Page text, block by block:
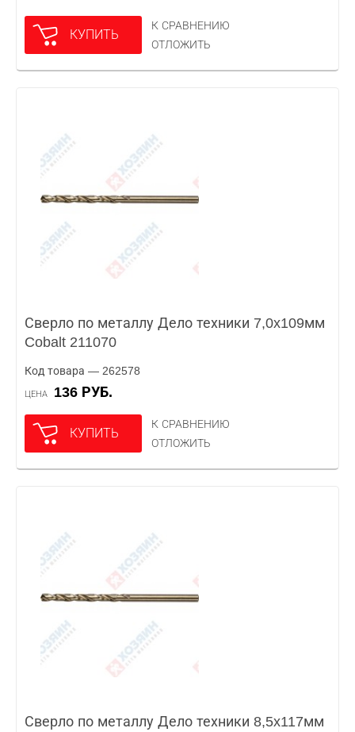
КУПИТЬ
К СРАВНЕНИЮ
ОТЛОЖИТЬ
Сверло по металлу Дело техники 7,0x109мм
Cobalt 211070
Код товара — 262578
ЦЕНА 136 РУБ.
КУПИТЬ
К СРАВНЕНИЮ
ОТЛОЖИТЬ
Сверло по металлу Дело техники 8,5x117мм